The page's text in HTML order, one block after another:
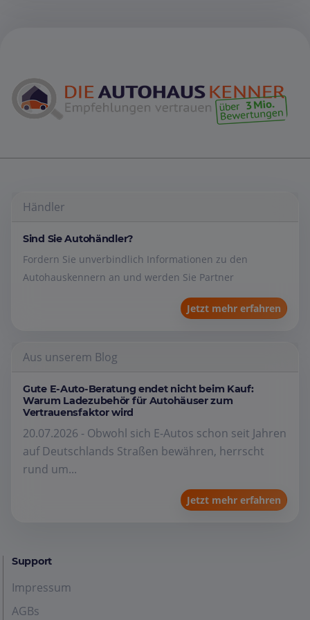
Händler
Sind Sie Autohändler?
Fordern Sie unverbindlich Informationen zu den
Autohauskennern an und werden Sie Partner
Jetzt mehr erfahren
Aus unserem Blog
Gute E-Auto-Beratung endet nicht beim Kauf:
Warum Ladezubehör für Autohäuser zum
Vertrauensfaktor wird
20.07.2026 - Obwohl sich E-Autos schon seit Jahren
auf Deutschlands Straßen bewähren, herrscht
rund um...
Jetzt mehr erfahren
Support
Impressum
AGBs